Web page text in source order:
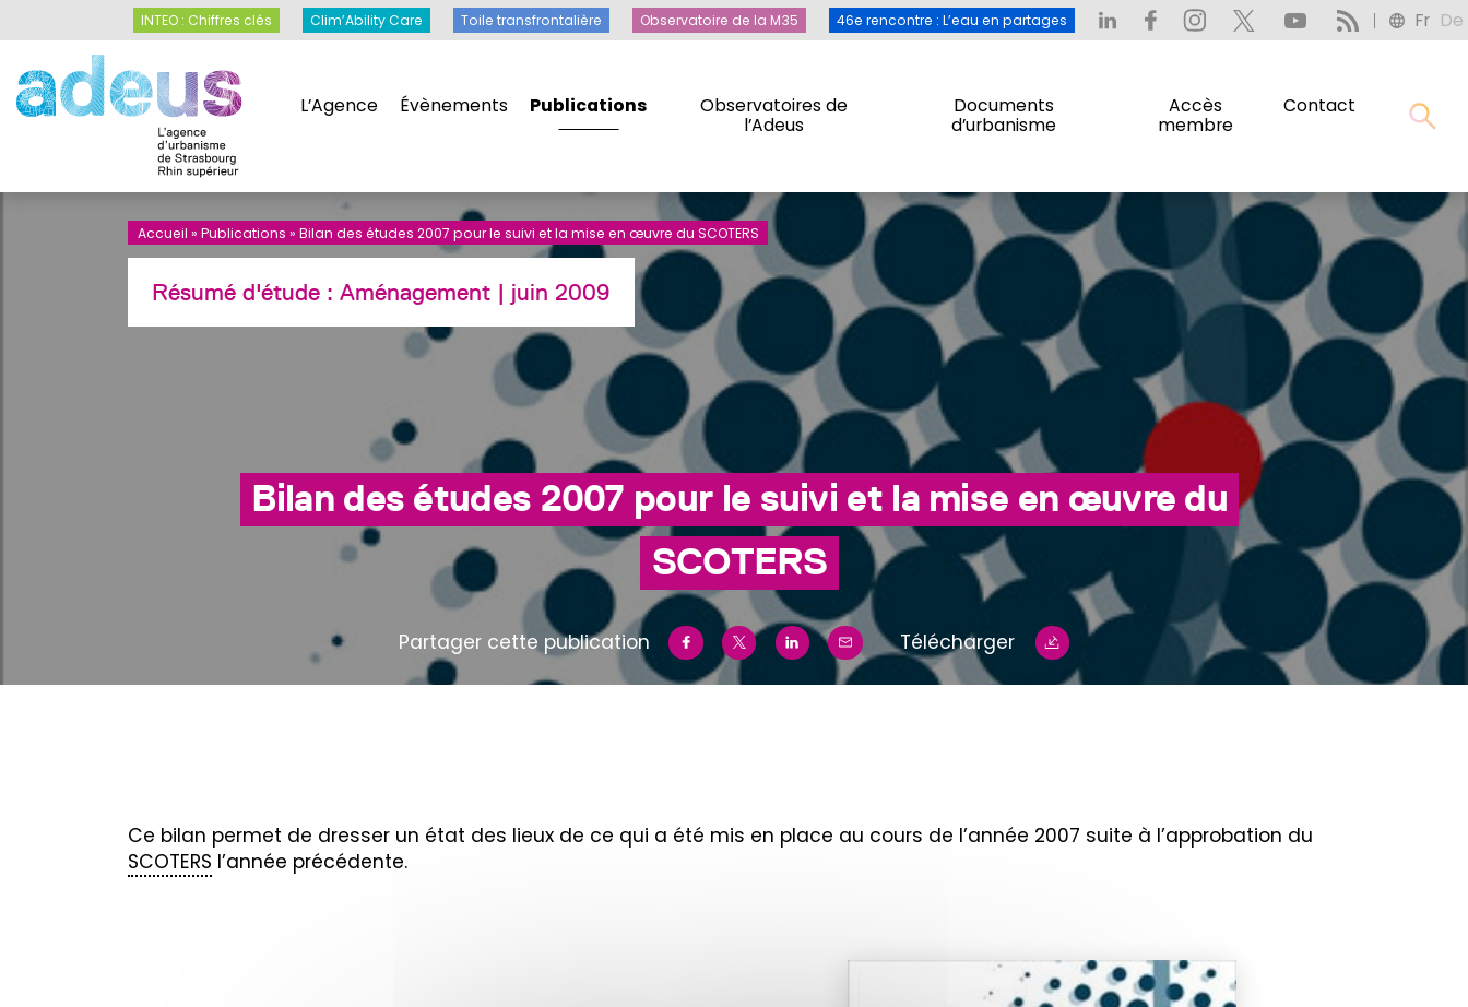
L’Agence Évènements Publications
Observatoires de
l’Adeus
Documents
d’urbanisme
Accès
membre
Contact
INTEO : Chiffres clés Clim’Ability Care Toile transfrontalière Observatoire de la M35 46e rencontre : L’eau en partages Fr De
INTEO : Chiffres clés Clim’Ability Care Toile transfrontalière Observatoire de la M35 46e rencontre : L’eau en partages Fr De
Accueil » Publications » Bilan des études 2007 pour le suivi et la mise en œuvre du SCOTERS
Résumé d'étude : Aménagement| juin 2009
Bilan des études 2007 pour le suivi et la mise en œuvre du
SCOTERS
Partager cette publication Télécharger
Ce bilan permet de dresser un état des lieux de ce qui a été mis en place au cours de l’année 2007 suite à l’approbation du
SCOTERS l’année précédente.
Panneau de gestion des cookies